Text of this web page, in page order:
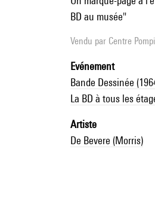
BD au musée"
Vendu par Centre
Evénement
Bande Dessinée
La BD à tous les
Artiste
De Bevere (Morris)